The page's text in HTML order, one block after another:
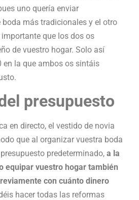
uno quería enviar
más tradicionales y el otro
que los dos os
de vuestro hogar. Solo así
en la que ambos os sintáis
presupuesto
en directo, el vestido de novia
que al organizar vuestra boda
predeterminado, a la
equipar vuestro hogar también
con cuánto dinero
hacer todas las reformas